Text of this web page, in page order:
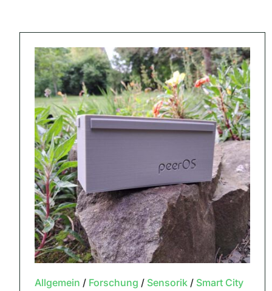
Allgemein / Forschung / Sensorik/ Smart City